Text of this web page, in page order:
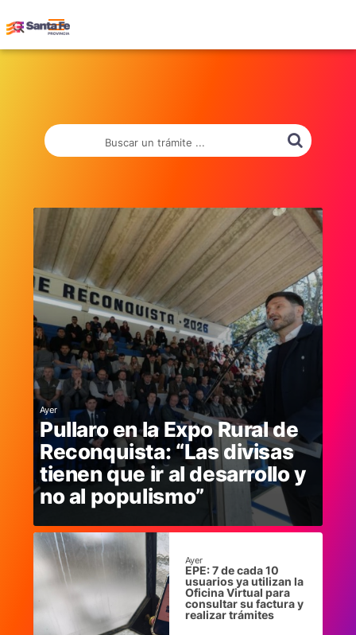
Buscar un trámite ...
Ayer
Pullaro en la Expo Rural de
Reconquista: “Las divisas
tienen que ir al desarrollo y
no al populismo”
Ayer
EPE: 7 de cada 10
usuarios ya utilizan la
Oficina Virtual para
consultar su factura y
realizar trámites